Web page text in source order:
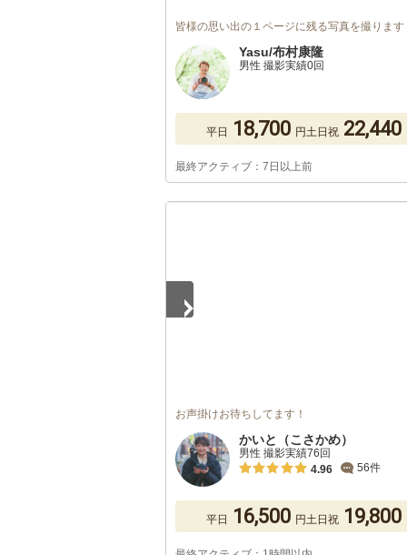
皆様の思い出の１ページに残る写真を撮ります
Yasu/布村康隆
男性 撮影実績0回
平日 18,700 円土日祝 22,440
最終アクティブ：7日以上前
お声掛けお待ちしてます！
かいと（こさかめ）
男性 撮影実績76回
4.96
56件
平日 16,500 円土日祝 19,800